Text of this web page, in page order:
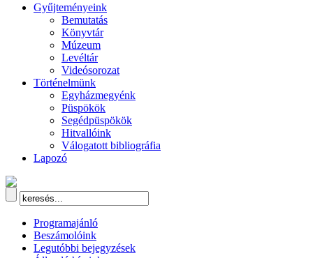
Gyűjteményeink
Bemutatás
Könyvtár
Múzeum
Levéltár
Videósorozat
Történelmünk
Egyházmegyénk
Püspökök
Segédpüspökök
Hitvallóink
Válogatott bibliográfia
Lapozó
Programajánló
Beszámolóink
Legutóbbi bejegyzések